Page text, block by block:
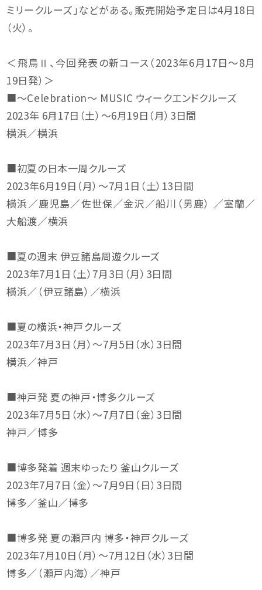
ミリークルーズ」などがある。販売開始予定日は4月18日
（火）。
＜飛鳥Ⅱ、今回発表の新コース（2023年6月17日～8月
19日発）＞
■～Celebration～ MUSIC ウィークエンドクルーズ
2023年 6月17日（土）～6月19日（月）3日間
横浜／横浜
■初夏の日本一周クルーズ
2023年6月19日（月）～7月1日（土）13日間
横浜／鹿児島／佐世保／金沢／船川（男鹿） ／室蘭／
大船渡／横浜
■夏の週末 伊豆諸島周遊クルーズ
2023年7月1日（土）7月3日（月）3日間
横浜／（伊豆諸島）／横浜
■夏の横浜・神戸クルーズ
2023年7月3日（月）～7月5日（水）3日間
横浜／神戸
■神戸発 夏の神戸・博多クルーズ
2023年7月5日（水）～7月7日（金）3日間
神戸／博多
■博多発着 週末ゆったり 釜山クルーズ
2023年7月7日（金）～7月9日（日）3日間
博多／釜山／博多
■博多発 夏の瀬戸内 博多・神戸クルーズ
2023年7月10日（月）～7月12日（水）3日間
博多／（瀬戸内海）／神戸